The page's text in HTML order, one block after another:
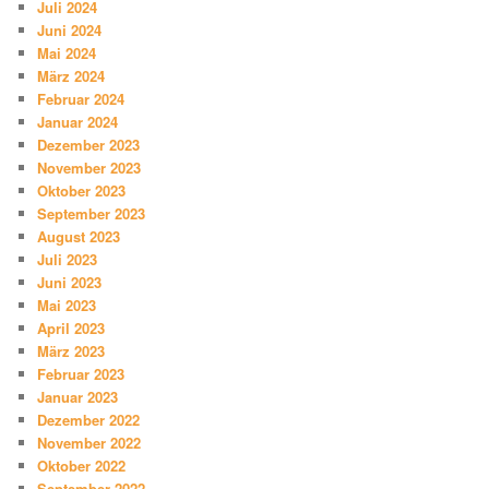
Juli 2024
Juni 2024
Mai 2024
März 2024
Februar 2024
Januar 2024
Dezember 2023
November 2023
Oktober 2023
September 2023
August 2023
Juli 2023
Juni 2023
Mai 2023
April 2023
März 2023
Februar 2023
Januar 2023
Dezember 2022
November 2022
Oktober 2022